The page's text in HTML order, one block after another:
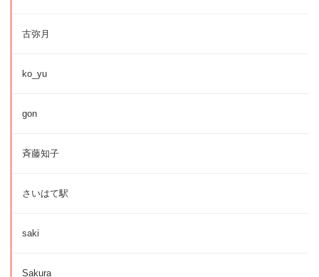
古弥月
ko_yu
gon
斉藤知子
さいはて駅
saki
Sakura